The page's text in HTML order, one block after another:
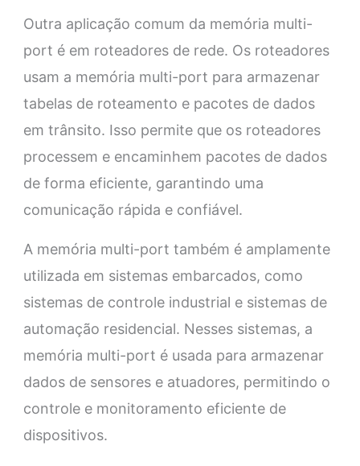
Outra aplicação comum da memória multi-
port é em roteadores de rede. Os roteadores
usam a memória multi-port para armazenar
tabelas de roteamento e pacotes de dados
em trânsito. Isso permite que os roteadores
processem e encaminhem pacotes de dados
de forma eficiente, garantindo uma
comunicação rápida e confiável.
A memória multi-port também é amplamente
utilizada em sistemas embarcados, como
sistemas de controle industrial e sistemas de
automação residencial. Nesses sistemas, a
memória multi-port é usada para armazenar
dados de sensores e atuadores, permitindo o
controle e monitoramento eficiente de
dispositivos.